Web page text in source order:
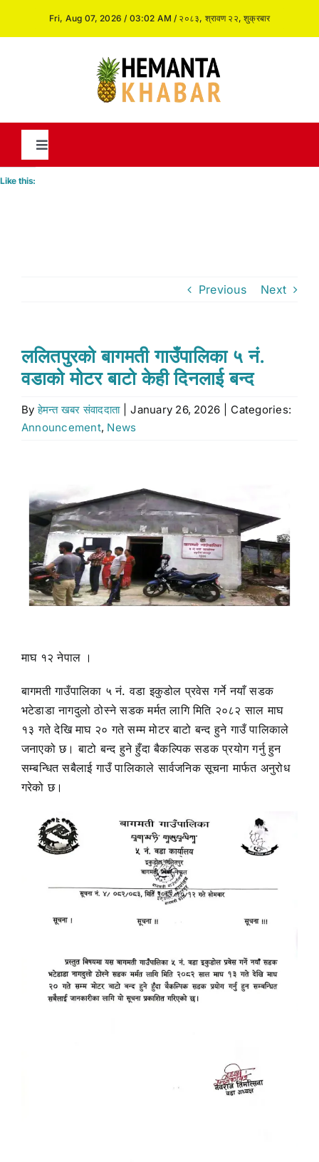
Fri, Aug 07, 2026 / 03:02 AM / २०८३, श्रावण २२, शुक्रबार
Toggle
Navigation
Stock market
Search
Like this:
Previous Next
ललितपुरको बागमती गाउँपालिका ५ नं.
वडाको मोटर बाटो केही दिनलाई बन्द
Byहेमन्त खबर संवाददाता January 26, 2026
Categories:
Announcement, News
Image
माघ १२ नेपाल ।
बागमती गाउँपालिका ५ नं. वडा इकुडोल प्रवेस गर्ने नयाँ सडक
भटेडाडा नागदुलो ठोस्ने सडक मर्मत लागि मिति २०८२ साल माघ
१३ गते देखि माघ २० गते सम्म मोटर बाटो बन्द हुने गाउँ पालिकाले
जनाएको छ। बाटो बन्द हुने हुँदा बैकल्पिक सडक प्रयोग गर्नु हुन
सम्बन्धित सबैलाई गाउँ पालिकाले सार्वजनिक सूचना मार्फत अनुरोध
गरेको छ।